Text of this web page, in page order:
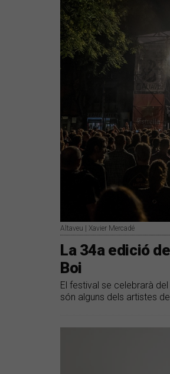
Altaveu | Xavier Mercadé
La 34a edició
Boi
El festival se celebrarà
són alguns dels artistes